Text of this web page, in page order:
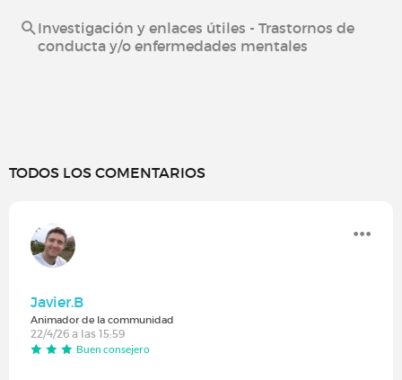
Investigación y enlaces útiles - Trastornos de
conducta y/o enfermedades mentales
TODOS LOS COMENTARIOS
Javier.B
Animador de la communidad
22/4/26 a las 15:59
Buen consejero